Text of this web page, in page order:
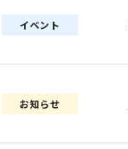
イベント
お知らせ